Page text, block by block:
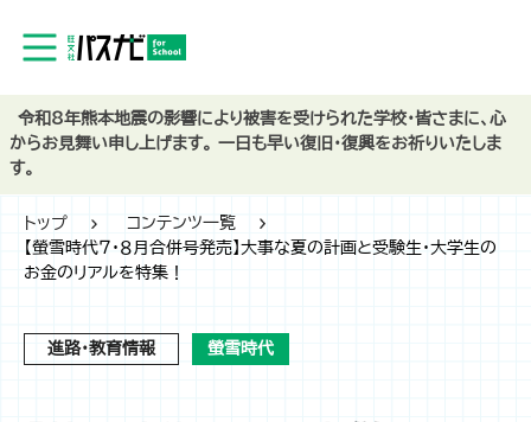
トップ
コンテンツ一覧
【螢雪時代７・８月合併号発売】大事な夏の計画と受験生・大学生の
お金のリアルを特集！
進路・教育情報 螢雪時代
令和8年熊本地震の影響により被害を受けられた学校・皆さまに、心
からお見舞い申し上げます。 一日も早い復旧・復興をお祈りいたしま
す。